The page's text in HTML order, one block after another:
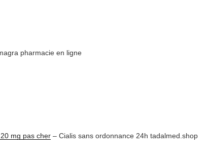
pharmacie en ligne
mg pas cher – Cialis sans ordonnance 24h tadalmed.shop